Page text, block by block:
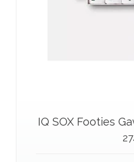
IQ SOX Footies